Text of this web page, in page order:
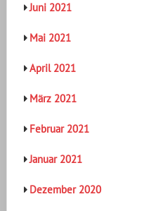
Juni 2021
Mai 2021
April 2021
März 2021
Februar 2021
Januar 2021
Dezember 2020